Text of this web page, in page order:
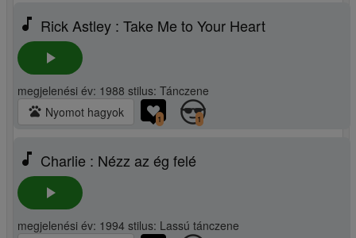
music_note Rick Astley : Take Me to Your Heart
play_arrow
megjelenési év: 1988 stilus: Tánczene
pets Nyomot hagyok 1 1
music_note Charlie : Nézz az ég felé
play_arrow
megjelenési év: 1994 stilus: Lassú tánczene